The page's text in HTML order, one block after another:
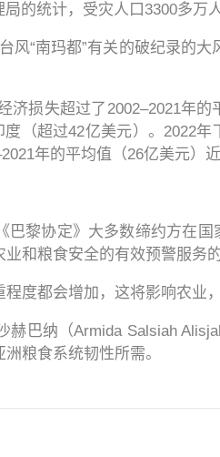
的统计，受灾人口3300多万
风“南玛都”有关的破纪录的
济损失超过了2002–2021年
（超过42亿美元）。2022
年的平均值（26亿美元）近
黎协定》大多数缔约方在
和粮食安全的有效预警服务的
度都会增加，这将影响农业
巴纳（Armida Salsiah
粮食系统韧性所需。